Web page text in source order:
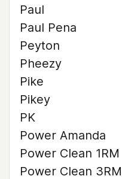
Paul
Paul Pena
Peyton
Pheezy
Pike
Pikey
PK
Power Amanda
Power Clean 1RM
Power Clean 3RM